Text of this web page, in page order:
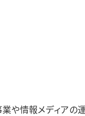
業や情報メディアの